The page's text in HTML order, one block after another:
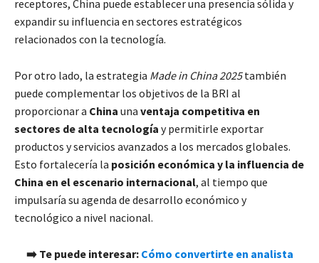
receptores, China puede establecer una presencia sólida y
expandir su influencia en sectores estratégicos
relacionados con la tecnología.
Por otro lado, la estrategia Made in China 2025también
puede complementar los objetivos de la BRI al
proporcionar a China una ventaja competitiva en
sectores de alta tecnología y permitirle exportar
productos y servicios avanzados a los mercados globales.
Esto fortalecería la posición económica y la influencia de
China en el escenario internacional, al tiempo que
impulsaría su agenda de desarrollo económico y
tecnológico a nivel nacional.
➡️ Te puede interesar: Cómo convertirte en analista